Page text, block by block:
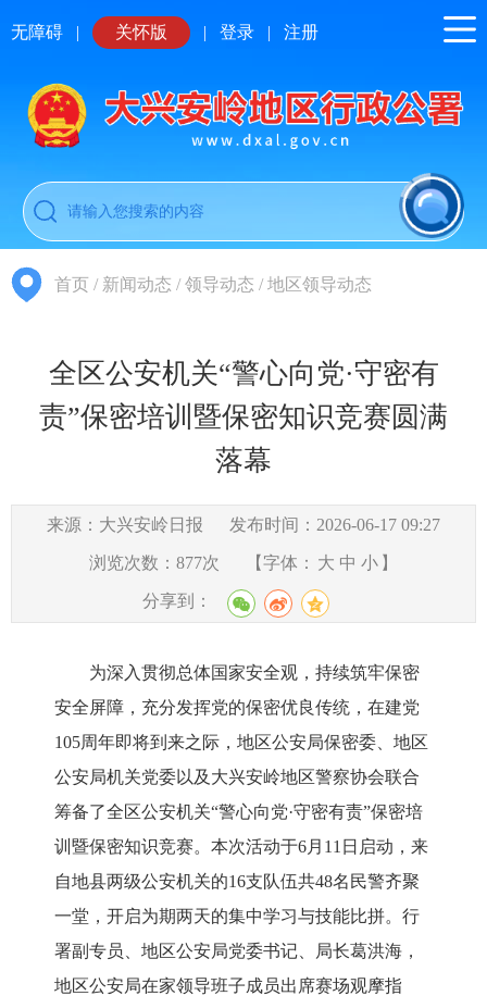
无障碍 | 关怀版 | 登录 | 注册
首页 / 新闻动态 /领导动态 /地区领导动态
全区公安机关“警心向党·守密有
责”保密培训暨保密知识竞赛圆满
落幕
来源：大兴安岭日报 发布时间：2026-06-17 09:27
浏览次数： 877次 【字体： 大 中 小 】
分享到：
为深入贯彻总体国家安全观，持续筑牢保密
安全屏障，充分发挥党的保密优良传统，在建党
105周年即将到来之际，地区公安局保密委、地区
公安局机关党委以及大兴安岭地区警察协会联合
筹备了全区公安机关“警心向党·守密有责”保密培
训暨保密知识竞赛。本次活动于6月11日启动，来
自地县两级公安机关的16支队伍共48名民警齐聚
一堂，开启为期两天的集中学习与技能比拼。行
署副专员、地区公安局党委书记、局长葛洪海，
地区公安局在家领导班子成员出席赛场观摩指